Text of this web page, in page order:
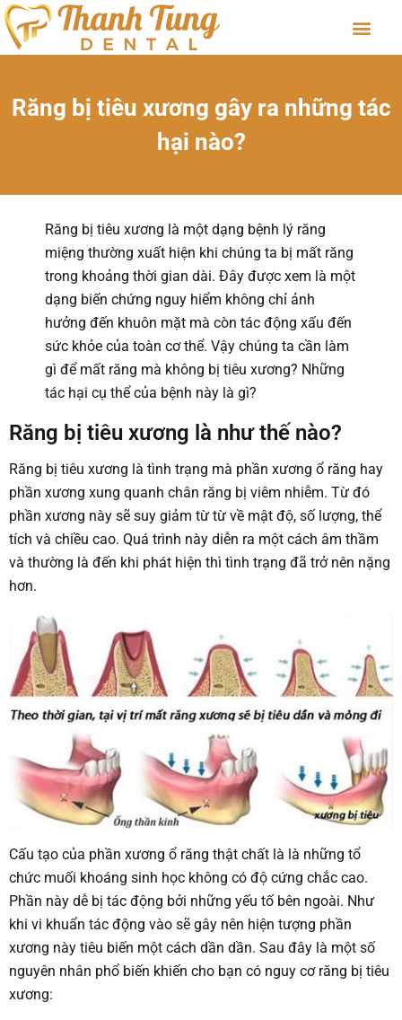
Răng bị tiêu xương gây ra những tác
hại nào?
Răng bị tiêu xương là một dạng bệnh lý răng
miệng thường xuất hiện khi chúng ta bị mất răng
trong khoảng thời gian dài. Đây được xem là một
dạng biến chứng nguy hiểm không chỉ ảnh
hưởng đến khuôn mặt mà còn tác động xấu đến
sức khỏe của toàn cơ thể. Vậy chúng ta cần làm
gì để mất răng mà không bị tiêu xương? Những
tác hại cụ thể của bệnh này là gì?
Răng bị tiêu xương là như thế nào?
Răng bị tiêu xương là tình trạng mà phần xương ổ răng hay
phần xương xung quanh chân răng bị viêm nhiễm. Từ đó
phần xương này sẽ suy giảm từ từ về mật độ, số lượng, thể
tích và chiều cao. Quá trình này diễn ra một cách âm thầm
và thường là đến khi phát hiện thì tình trạng đã trở nên nặng
hơn.
Cấu tạo của phần xương ổ răng thật chất là là những tổ
chức muối khoáng sinh học không có độ cứng chắc cao.
Phần này dễ bị tác động bởi những yếu tố bên ngoài. Như
khi vi khuẩn tác động vào sẽ gây nên hiện tượng phần
xương này tiêu biến một cách dần dần. Sau đây là một số
nguyên nhân phổ biến khiến cho bạn có nguy cơ răng bị tiêu
xương: